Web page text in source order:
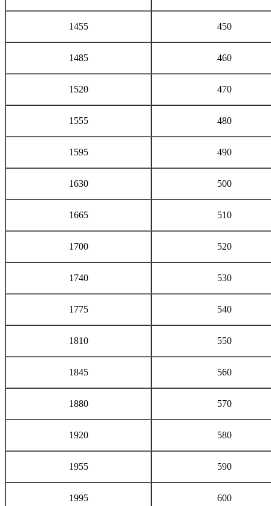
1455 450
1485 460
1520 470
1555 480
1595 490
1630 500
1665 510
1700 520
1740 530
1775 540
1810 550
1845 560
1880 570
1920 580
1955 590
1995 600